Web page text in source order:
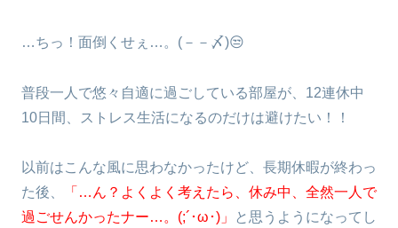
…ちっ！面倒くせぇ…。(－－〆)😒
普段一人で悠々自適に過ごしている部屋が、12連休中
10日間、ストレス生活になるのだけは避けたい！！
以前はこんな風に思わなかったけど、長期休暇が終わっ
た後、
「…ん？よくよく考えたら、休み中、全然一人で
過ごせんかったナー…。(;´･ω･)」
と思うようになってし